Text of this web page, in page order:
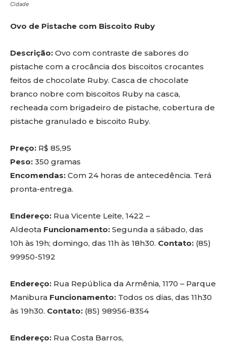
Cidade
Ovo de Pistache com Biscoito Ruby
Descrição: Ovo com contraste de sabores do
pistache com a crocância dos biscoitos crocantes
feitos de chocolate Ruby. Casca de chocolate
branco nobre com biscoitos Ruby na casca,
recheada com brigadeiro de pistache, cobertura de
pistache granulado e biscoito Ruby.
Preço: R$ 85,95
Peso: 350 gramas
Encomendas: Com 24 horas de antecedência. Terá
pronta-entrega.
Endereço: Rua Vicente Leite, 1422 –
Aldeota Funcionamento: Segunda a sábado, das
10h às 19h; domingo, das 11h às 18h30. Contato: (85)
99950-5192
Endereço: Rua República da Armênia, 1170 – Parque
Manibura Funcionamento: Todos os dias, das 11h30
às 19h30. Contato: (85) 98956-8354
Endereço: Rua Costa Barros,